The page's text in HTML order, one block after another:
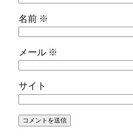
名前 ※
メール ※
サイト